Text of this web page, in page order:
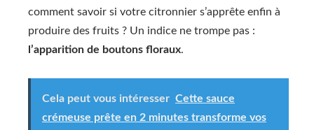
comment savoir si votre citronnier s’apprête enfin à
produire des fruits ? Un indice ne trompe pas :
l’apparition de boutons floraux.
Cela peut vous intéresser Cette sauce
crémeuse prête en 2 minutes transforme vos